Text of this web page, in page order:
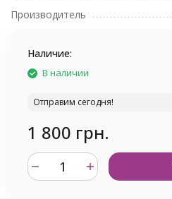
Производитель
Наличие:
В наличии
Отправим сегодня!
1 800 грн.